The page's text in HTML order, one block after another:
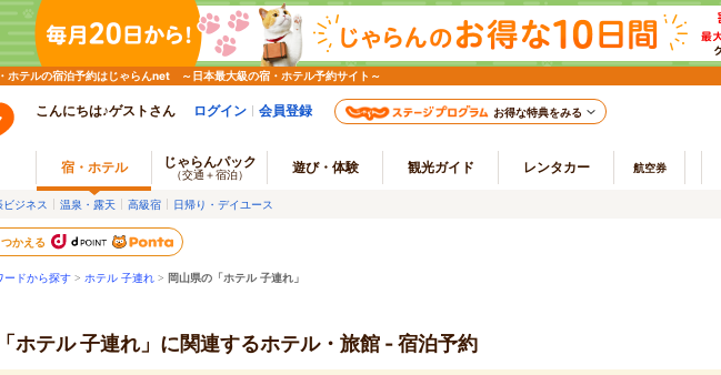
ホテルの宿泊予約はじゃらんnet ～日本最大級の宿・ホテル予約サイト～
こんにちは♪ゲストさん ログイン 会員登録 お得な特典をみる
宿・ホテル じゃらんパック
（交通＋宿泊） 遊び・体験 観光ガイド レンタカー 航空券
ビジネス 温泉・露天 高級宿 日帰り・デイユース
かえる
ードから探す > ホテル 子連れ > 岡山県の「ホテル 子連れ」
ホテル 子連れ」に関連するホテル・旅館 - 宿泊予約